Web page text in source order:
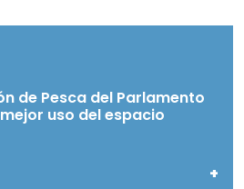
de Pesca del Parlamento
uso del espacio
+